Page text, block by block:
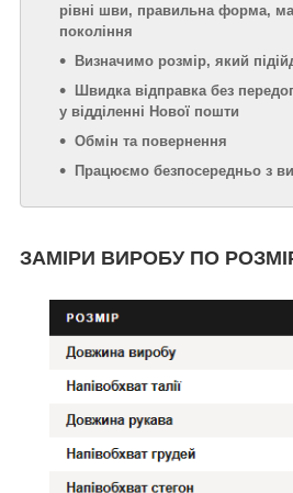
рівні шви, правильна форма,
покоління
Визначимо розмір, який
Швидка відправка без
у відділенні Нової пошти
Обмін та повернення
Працюємо безпосередньо з
ЗАМІРИ ВИРОБУ ПО